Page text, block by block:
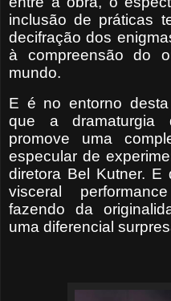
inclusão de práticas
decifração dos
à compreensão do
mundo.
E é no entorno desta
que a dramaturgia
promove uma
especular de
diretora Bel Kutner.
visceral
fazendo da
uma diferencial